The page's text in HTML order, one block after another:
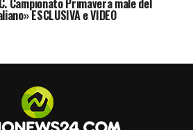
per la convocazione
io sono a tutti gli effetti
ESCLUSIVA e VIDEO